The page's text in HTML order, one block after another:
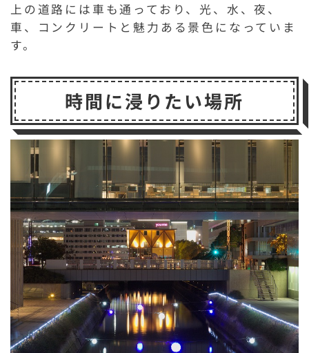
上の道路には車も通っており、光、水、夜、
車、コンクリートと魅力ある景色になっていま
す。
時間に浸りたい場所